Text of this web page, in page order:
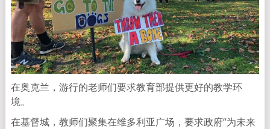
在奥克兰，游行的老师们要求教育部提供更好的教学环
境。
在基督城，教师们聚集在维多利亚广场，要求政府“为未来